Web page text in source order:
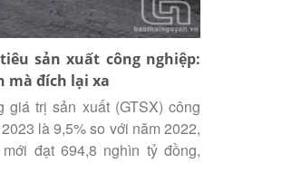
sản xuất công nghiệp:
mà đích lại xa
giá trị sản xuất (GTSX) công
là 9,5% so với năm 2022,
đạt 694,8 nghìn tỷ đồng,